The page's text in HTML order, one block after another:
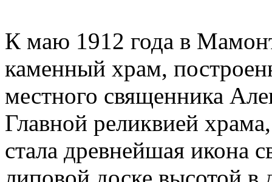
К маю 1912 года в
каменный храм,
местного священника
Главной реликвией
стала древнейшая икона